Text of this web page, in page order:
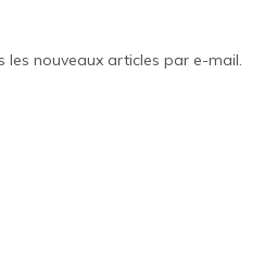
les nouveaux articles par e-mail.